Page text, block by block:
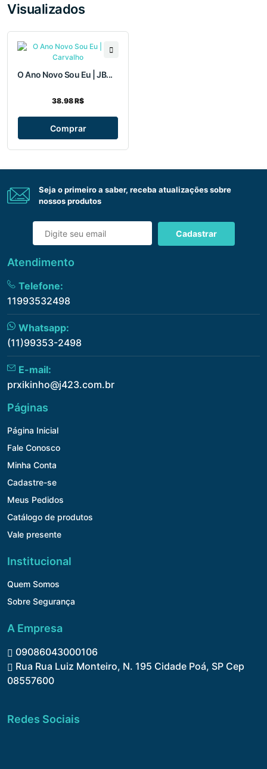
Visualizados
O Ano Novo Sou Eu | JB...
38.98 R$
Comprar
Seja o primeiro a saber, receba atualizações sobre
nossos produtos
Cadastrar
Atendimento
Telefone:
11993532498
Whatsapp:
(11)99353-2498
E-mail:
prxikinho@j423.com.br
Páginas
Página Inicial
Fale Conosco
Minha Conta
Cadastre-se
Meus Pedidos
Catálogo de produtos
Vale presente
Institucional
Quem Somos
Sobre Segurança
A Empresa
09086043000106
Rua Rua Luiz Monteiro, N. 195 Cidade Poá, SP Cep
08557600
Redes Sociais